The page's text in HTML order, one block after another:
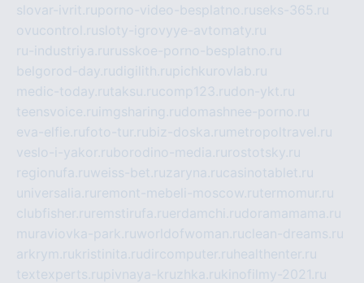
slovar-ivrit.ruporno-video-besplatno.ruseks-365.ru
ovucontrol.rusloty-igrovyye-avtomaty.ru
ru-industriya.ru russkoe-porno-besplatno.ru
belgorod-day.rudigilith.rupichkurovlab.ru
medic-today.rutaksu.rucomp123.rudon-ykt.ru
teensvoice.ru imgsharing.rudomashnee-porno.ru
eva-elfie.rufoto-tur.rubiz-doska.ru metropoltravel.ru
veslo-i-yakor.ruborodino-media.ru rostotsky.ru
regionufa.ruweiss-bet.ruzaryna.rucasinotablet.ru
universalia.ru remont-mebeli-moscow.rutermomur.ru
clubfisher.ru remstirufa.ruerdamchi.rudoramamama.ru
muraviovka-park.ruworldofwoman.ruclean-dreams.ru
arkrym.rukristinita.rudircomputer.ru healthenter.ru
textexperts.rupivnaya-kruzhka.rukinofilmy-2021.ru